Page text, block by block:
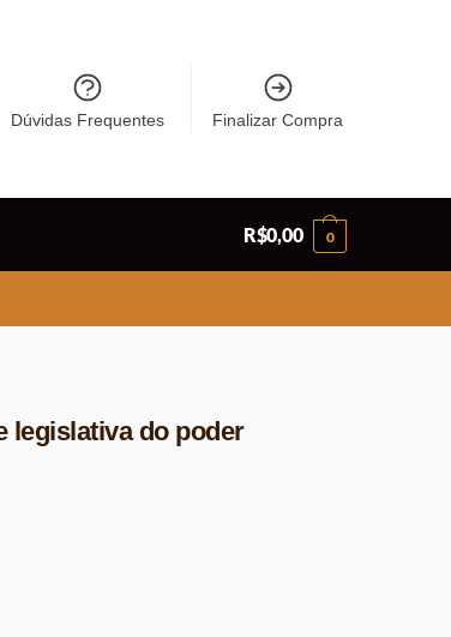
Dúvidas Frequentes Finalizar Compra
R$0,00 0
legislativa do poder